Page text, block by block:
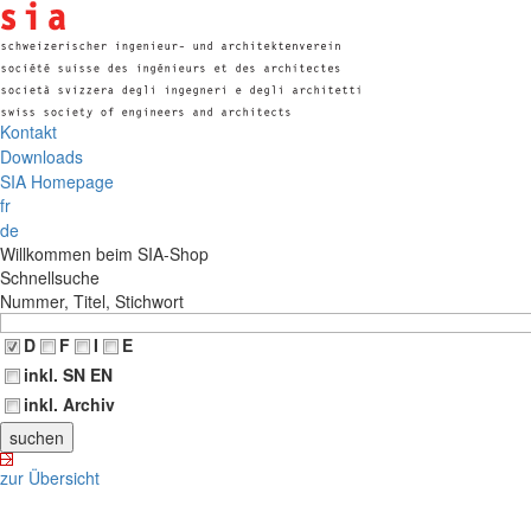
Kontakt
Downloads
SIA Homepage
fr
de
Willkommen beim SIA-Shop
Schnellsuche
Nummer, Titel, Stichwort
D
F I
E
inkl. SN EN
inkl. Archiv
zur Übersicht